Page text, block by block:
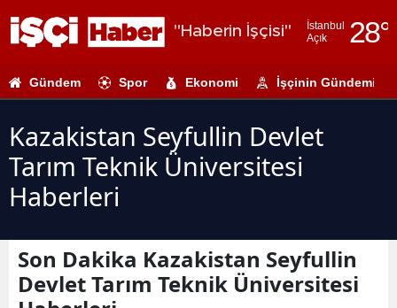
"Haberin İşçisi"
İstanbul
Açık
28°
Adıyaman
Antalya
Gündem Spor Ekonomi İşçinin Gündemi
Kazakistan Seyfullin Devlet
Tarım Teknik Üniversitesi
Haberleri
Son Dakika Kazakistan Seyfullin
Devlet Tarım Teknik Üniversitesi